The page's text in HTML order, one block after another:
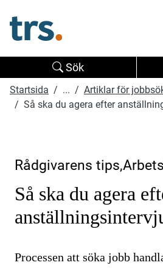
Sök
Startsida ...
Artiklar för
Så ska du agera efter
Rådgivarens
Så ska du agera
Processen att söka jobb